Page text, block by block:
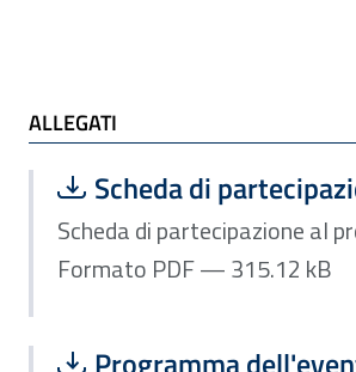
ALLEGATI
ALLEGATI
Scarica file:
Scheda di
Formato PDF —
Scheda di partecipazione al
Formato PDF — 315.12 kB
Scarica file:
Programma
Formato PDF —